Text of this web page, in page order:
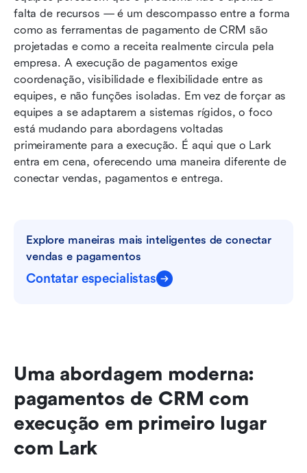
falta de recursos — é um descompasso entre a forma
como as ferramentas de pagamento de CRM são
projetadas e como a receita realmente circula pela
empresa. A execução de pagamentos exige
coordenação, visibilidade e flexibilidade entre as
equipes, e não funções isoladas. Em vez de forçar as
equipes a se adaptarem a sistemas rígidos, o foco
está mudando para abordagens voltadas
primeiramente para a execução. É aqui que o Lark
entra em cena, oferecendo uma maneira diferente de
conectar vendas, pagamentos e entrega.
Explore maneiras mais inteligentes de conectar
vendas e pagamentos
Contatar especialistas
Uma abordagem moderna:
pagamentos de CRM com
execução em primeiro lugar
com Lark